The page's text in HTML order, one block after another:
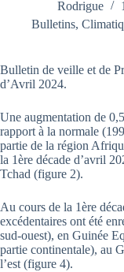
Rodrigue
Bulletins,
Bulletin de veille et de
d’Avril 2024.
Une augmentation de
rapport à la normale
partie de la région
la 1ère décade d’avril
Tchad (figure 2).
Au cours de la 1ère
excédentaires ont été
sud-ouest), en Guinée
partie continentale), au
l’est (figure 4).